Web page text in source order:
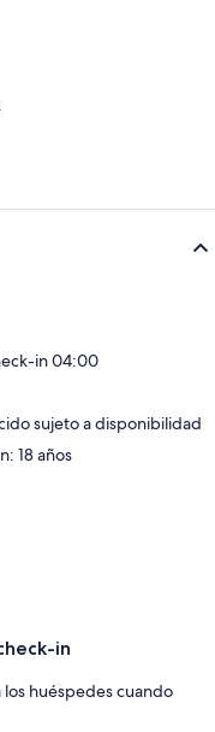
in 04:00
sujeto a disponibilidad
18 años
in
huéspedes cuando